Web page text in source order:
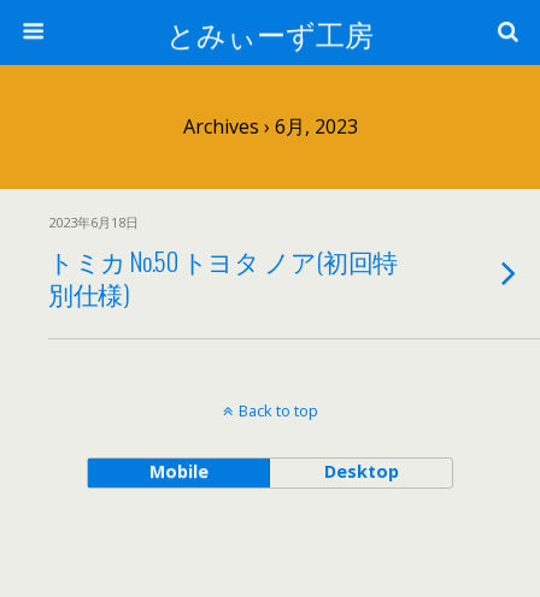
とみぃーず工房
Archives › 6月, 2023
2023年6月18日
トミカ No.50 トヨタ ノア(初回特
別仕様)
Back to top
Mobile Desktop